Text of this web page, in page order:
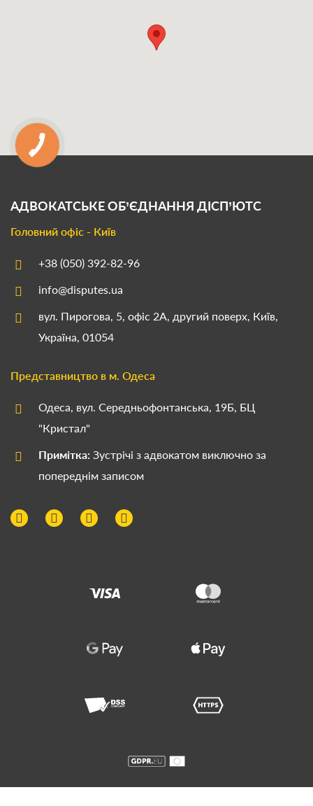
АДВОКАТСЬКЕ ОБ’ЄДНАННЯ ДІСП’ЮТС
Головний офіс - Київ
+38 (050) 392-82-96
info@disputes.ua
вул. Пирогова, 5, офіс 2А, другий поверх, Київ,
Україна, 01054
Представництво в м. Одеса
Одеса, вул. Середньофонтанська, 19Б, БЦ
"Кристал"
Примітка: Зустрічі з адвокатом виключно за
попереднім записом